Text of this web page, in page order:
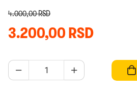
3.200,00 RSD
4.000,00 RSD